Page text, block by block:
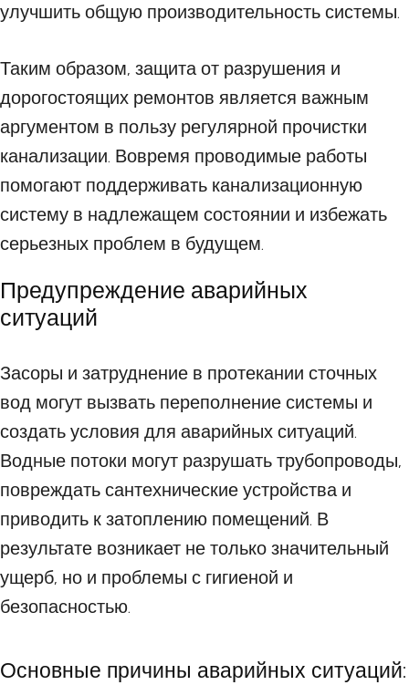
улучшить общую производительность системы.
Таким образом, защита от разрушения и
дорогостоящих ремонтов является важным
аргументом в пользу регулярной прочистки
канализации. Вовремя проводимые работы
помогают поддерживать канализационную
систему в надлежащем состоянии и избежать
серьезных проблем в будущем.
Предупреждение аварийных
ситуаций
Засоры и затруднение в протекании сточных
вод могут вызвать переполнение системы и
создать условия для аварийных ситуаций.
Водные потоки могут разрушать трубопроводы,
повреждать сантехнические устройства и
приводить к затоплению помещений. В
результате возникает не только значительный
ущерб, но и проблемы с гигиеной и
безопасностью.
Основные причины аварийных ситуаций: